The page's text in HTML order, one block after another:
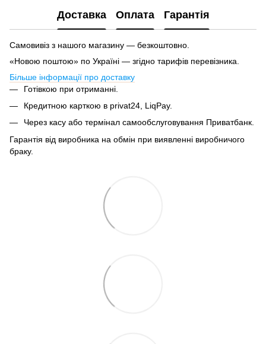
Доставка Оплата Гарантія
Самовивіз з нашого магазину — безкоштовно.
«Новою поштою» по Україні — згідно тарифів перевізника.
Більше інформації про доставку
Готівкою при отриманні.
Кредитною карткою в privat24, LiqPay.
Через касу або термінал самообслуговування Приватбанк.
Гарантія від виробника на обмін при виявленні виробничого
браку.